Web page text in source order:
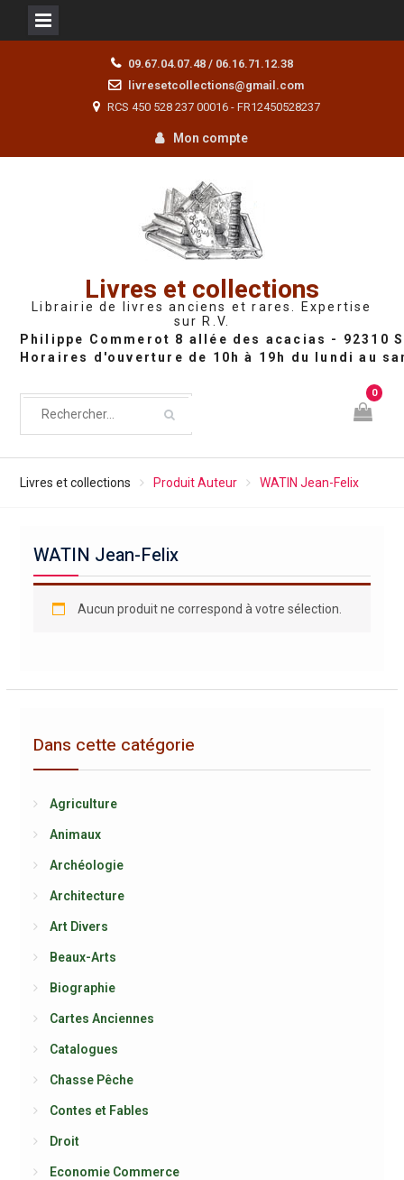
09.67.04.07.48 / 06.16.71.12.38
livresetcollections@gmail.com
RCS 450 528 237 00016 - FR12450528237
Mon compte
Livres et collections
Librairie de livres anciens et rares. Expertise
sur R.V.
0
Livres et collections Produit Auteur WATIN Jean-Felix
WATIN Jean-Felix
Aucun produit ne correspond à votre sélection.
Dans cette catégorie
Agriculture
Animaux
Archéologie
Architecture
Art Divers
Beaux-Arts
Biographie
Cartes Anciennes
Catalogues
Chasse Pêche
Contes et Fables
Droit
Economie Commerce